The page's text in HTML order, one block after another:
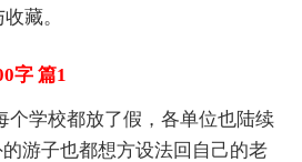
藏。
字 篇1
个学校都放了假，各单位也陆续
游子也都想方设法回自己的老